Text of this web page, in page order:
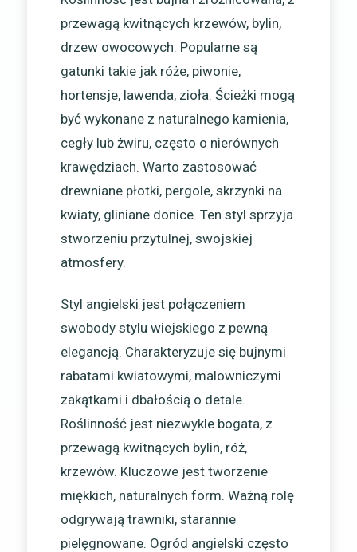
przewagą kwitnących krzewów, bylin,
drzew owocowych. Popularne są
gatunki takie jak róże, piwonie,
hortensje, lawenda, zioła. Ścieżki mogą
być wykonane z naturalnego kamienia,
cegły lub żwiru, często o nierównych
krawędziach. Warto zastosować
drewniane płotki, pergole, skrzynki na
kwiaty, gliniane donice. Ten styl sprzyja
stworzeniu przytulnej, swojskiej
atmosfery.
Styl angielski jest połączeniem
swobody stylu wiejskiego z pewną
elegancją. Charakteryzuje się bujnymi
rabatami kwiatowymi, malowniczymi
zakątkami i dbałością o detale.
Roślinność jest niezwykle bogata, z
przewagą kwitnących bylin, róż,
krzewów. Kluczowe jest tworzenie
miękkich, naturalnych form. Ważną rolę
odgrywają trawniki, starannie
pielęgnowane. Ogród angielski często